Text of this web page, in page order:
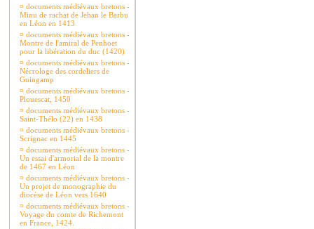
¤ documents médiévaux bretons -
Minu de rachat de Jehan le Barbu
en Léon en 1413
¤ documents médiévaux bretons -
Montre de l'amiral de Penhoet
pour la libération du duc (1420)
¤ documents médiévaux bretons -
Nécrologe des cordeliers de
Guingamp
¤ documents médiévaux bretons -
Plouescat, 1450
¤ documents médiévaux bretons -
Saint-Thélo (22) en 1438
¤ documents médiévaux bretons -
Scrignac en 1445
¤ documents médiévaux bretons -
Un essai d'armorial de la montre
de 1467 en Léon
¤ documents médiévaux bretons -
Un projet de monographie du
diocèse de Léon vers 1640
¤ documents médiévaux bretons -
Voyage du comte de Richemont
en France, 1424.